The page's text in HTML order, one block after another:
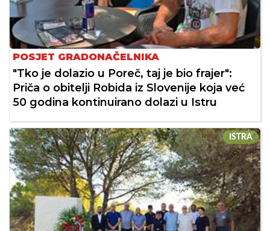
POSJET GRADONAČELNIKA
"Tko je dolazio u Poreč, taj je bio frajer":
Priča o obitelji Robida iz Slovenije koja već
50 godina kontinuirano dolazi u Istru
ISTRA